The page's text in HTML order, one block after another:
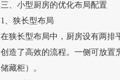
三、小型厨房的优化布局配置
1、狭长型布局
在狭长型布局中，厨房设有两排平
创造了高效的流程。一侧可放置
储藏柜）。